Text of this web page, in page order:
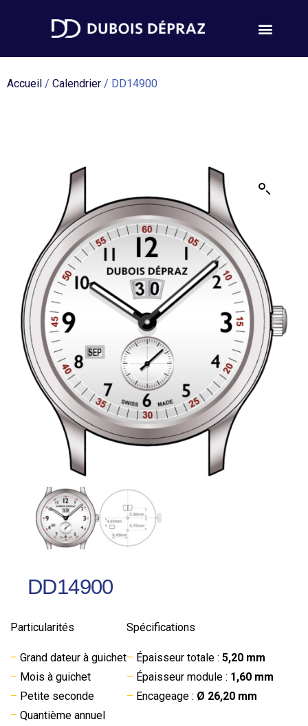
Accueil / Calendrier / DD14900
DD14900
Particularités
– Grand dateur à guichet
– Mois à guichet
– Petite seconde
– Quantième annuel
Spécifications
– Épaisseur totale : 5,20 mm
– Épaisseur module : 1,60 mm
– Encageage : Ø 26,20 mm